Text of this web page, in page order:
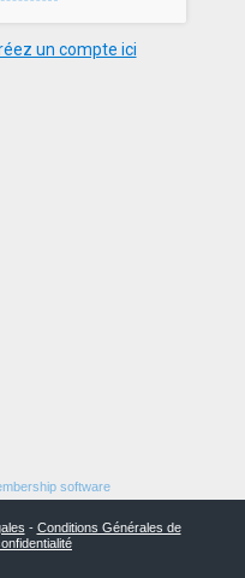
un compte ici
software
- Conditions Générales de